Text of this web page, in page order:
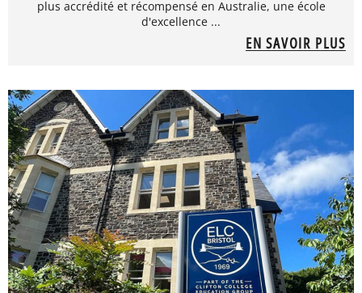
plus accrédité et récompensé en Australie, une école
d'excellence ...
EN SAVOIR PLUS